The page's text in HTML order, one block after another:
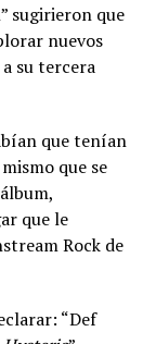
sugirieron que
nuevos
su tercera
que tenían
que se
que le
Rock de
“Def